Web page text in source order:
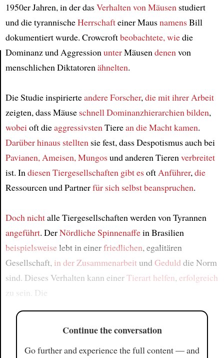
1950er Jahren, in der dasVerhalten von Mäusen studiert
und die tyrannischeHerrschafteiner MausnamensBill
dokumentiert wurde. Crowcroftbeobachtete, wiedie
Dominanz und Aggression unterMäusen denen von
menschlichen Diktatoren ähnelten.
Die Studie inspirierteandere Forscher, diemit ihrer Arbeit
zeigten, dass Mäuse schnell Dominanzhierarchien bilden,
wobei oft dieaggressivsten Tierean die Macht kamen.
Darüber hinaus stellten sie fest, dass Despotismus auch bei
Pavianen, Ameisen, Mungosund anderen Tieren verbreitet
ist. In diesen Tiergesellschaften gibt esoft Anführer, die
Ressourcen und Partnerfür sich selbst beanspruchen.
Doch nichtalle Tiergesellschaften werden von Tyrannen
angeführt. DerNördliche Spinnenaffein Brasilien
beispielsweiselebt in einerfriedlichen, egalitären
Gesellschaft, in derZusammenarbeitund Geduld die Norm
sind. Dieses Verhalten kann einerTierart helfen, erfolgreich
zu sein. Die
Continue the conversation
Go further and experience the full content — and